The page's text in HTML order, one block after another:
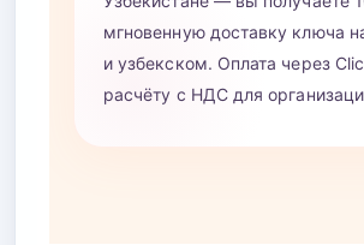
мгновенную доставку ключа
и узбекском. Оплата через
расчёту с НДС для